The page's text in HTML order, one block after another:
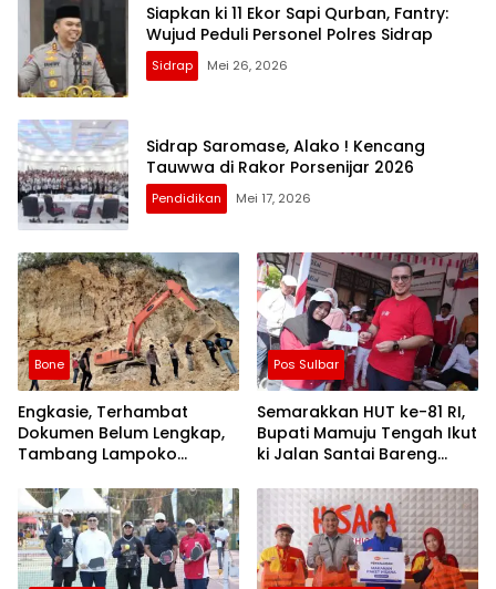
Siapkan ki 11 Ekor Sapi Qurban, Fantry:
Wujud Peduli Personel Polres Sidrap
Sidrap Mei 26, 2026
Sidrap Saromase, Alako ! Kencang
Tauwwa di Rakor Porsenijar 2026
Pendidikan Mei 17, 2026
Bone
Engkasie, Terhambat
Dokumen Belum Lengkap,
Tambang Lampoko
Tidak Operasional
Pos Sulbar
Semarakkan HUT ke-81 RI,
Bupati Mamuju Tengah Ikut
ki Jalan Santai Bareng